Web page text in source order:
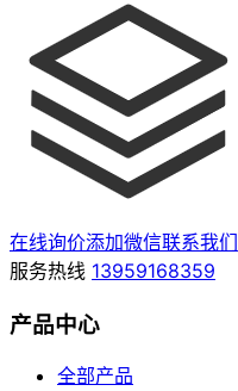
在线询价添加微信联系我们
服务热线 13959168359
产品中心
全部产品